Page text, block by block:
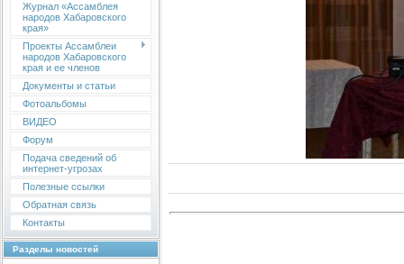
Журнал «Ассамблея
народов Хабаровского
края»
Проекты Ассамблеи
народов Хабаровского
края и ее членов
Документы и статьи
Фотоальбомы
ВИДЕО
Форум
Подача сведений об
интернет-угрозах
Полезные ссылки
Обратная связь
Контакты
Разделы новостей